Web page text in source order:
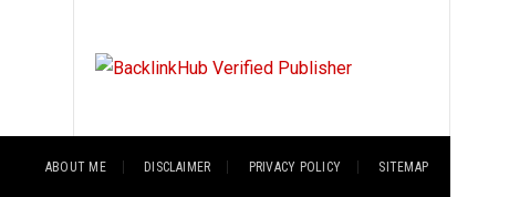
ABOUT ME DISCLAIMER PRIVACY POLICY SITEMAP